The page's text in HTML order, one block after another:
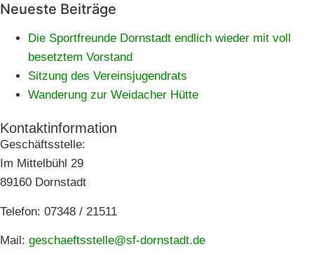
Neueste Beiträge
Die Sportfreunde Dornstadt endlich wieder mit voll
besetztem Vorstand
Sitzung des Vereinsjugendrats
Wanderung zur Weidacher Hütte
Kontaktinformation
Geschäftsstelle:
Im Mittelbühl 29
89160 Dornstadt
Telefon: 07348 / 21511
Mail: geschaeftsstelle@sf-dornstadt.de